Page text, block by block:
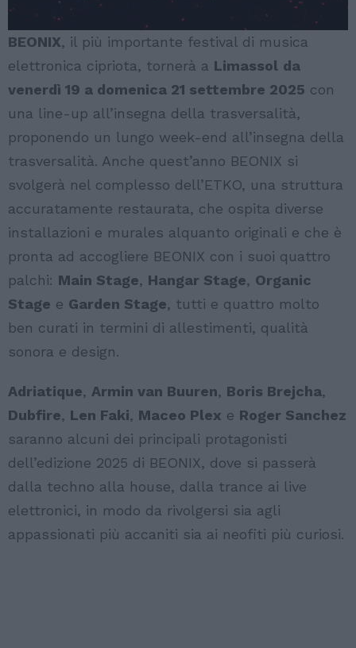
BEONIX, il più importante festival di musica
elettronica cipriota, tornerà a Limassol da
venerdì 19 a domenica 21 settembre 2025 con
una line-up all’insegna della trasversalità,
proponendo un lungo week-end all’insegna della
trasversalità. Anche quest’anno BEONIX si
svolgerà nel complesso dell’ETKO, una struttura
accuratamente restaurata, che ospita diverse
installazioni e murales alquanto originali e che è
pronta ad accogliere BEONIX con i suoi quattro
palchi: Main Stage, Hangar Stage, Organic
Stage e Garden Stage, tutti e quattro molto
ben curati in termini di allestimenti, qualità
sonora e design.
Adriatique, Armin van Buuren, Boris Brejcha,
Dubfire, Len Faki, Maceo Plex e Roger Sanchez
saranno alcuni dei principali protagonisti
dell’edizione 2025 di BEONIX, dove si passerà
dalla techno alla house, dalla trance ai live
elettronici, in modo da rivolgersi sia agli
appassionati più accaniti sia ai neofiti più curiosi.